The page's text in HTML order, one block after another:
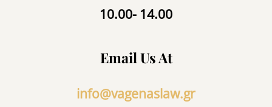
10.00- 14.00
Email Us At
info@vagenaslaw.gr